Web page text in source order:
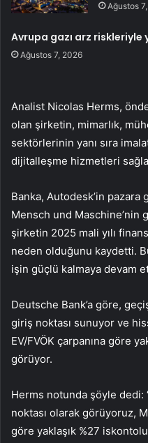
Ağustos
Avrupa gazı arz riskleriyle
Ağustos 7, 2026
Analist Nicolas Herms,
olan şirketin, mimarlık,
sektörlerinin yanı sıra
dijitalleşme hizmetleri
Banka, Autodesk’in
Mensch und Maschine’nin
şirketin 2025 mali yılı
neden olduğunu kaydetti.
işin güçlü kalmaya devam
Deutsche Bank’a göre,
giriş noktası sunuyor ve
EV/FVÖK çarpanına göre
görüyor.
Herms notunda şöyle dedi:
noktası olarak görüyoruz,
göre yaklaşık %27